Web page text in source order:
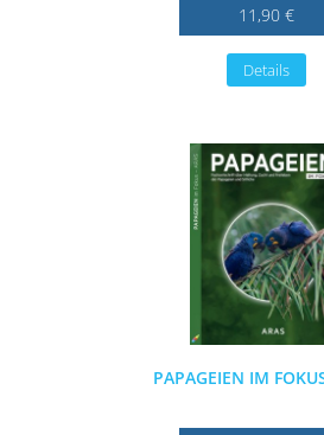
11,90 €
Details
PAPAGEIEN IM